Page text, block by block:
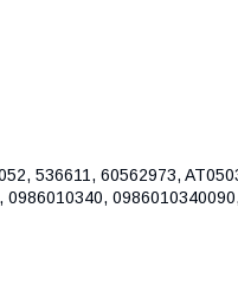
536611, 60562973,